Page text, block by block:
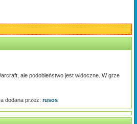
ale podobieństwo jest widoczne. W grze
dodana przez: rusos